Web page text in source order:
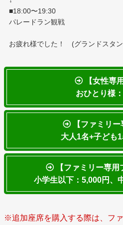
■18:00〜19:30
パレードラン観戦
お疲れ様でした！ (グランドスタ
【女性専
おひとり様
【ファミリー
大人1名+子ども
【ファミリー専用
小学生以下：5,000円、
※追加座席を購入する際は、フ